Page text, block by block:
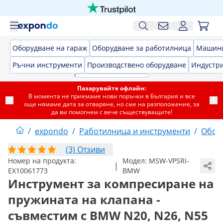
Оборудване на гараж Оборудване за работилница
Ръчни инструменти
Производствено оборудване
Пазарувайте офлайн:
В момента не приемаме нови поръчки в България и все
още нямаме дата за отваряне, но сме на разположение, за
да ви помогнем с вече съществуващите!
/ expondo / Работилница и инструменти /
(3) Отзиви
Номер на продукта:
EX10061773
| Модел: MSW-VPSRI-
BMW
Инструмент за компресиране на
пружината на клапана -
съвместим с BMW N20, N26, N55